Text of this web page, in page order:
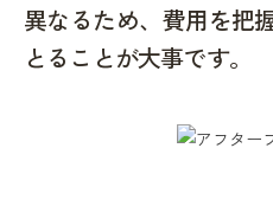
異なるため、費用を把
とることが大事です。